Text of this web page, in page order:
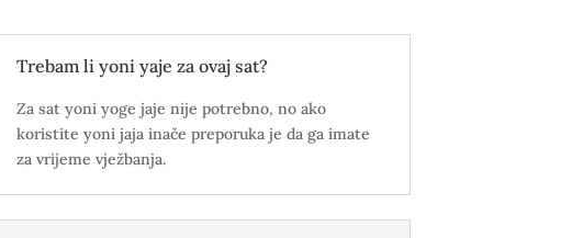
Trebam li yoni yaje za ovaj sat?
Za sat yoni yoge jaje nije potrebno, no ako
koristite yoni jaja inače preporuka je da ga imate
za vrijeme vježbanja.